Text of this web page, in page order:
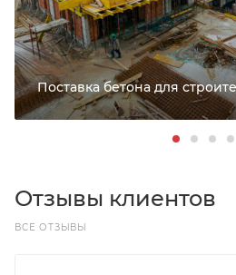
Поставка бетона для
Отзывы клиентов
ВСЕ ОТЗЫВЫ